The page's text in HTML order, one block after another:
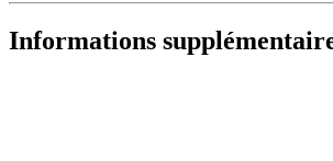
Informations